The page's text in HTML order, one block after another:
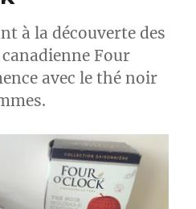
à la découverte des
Four
avec le thé noir